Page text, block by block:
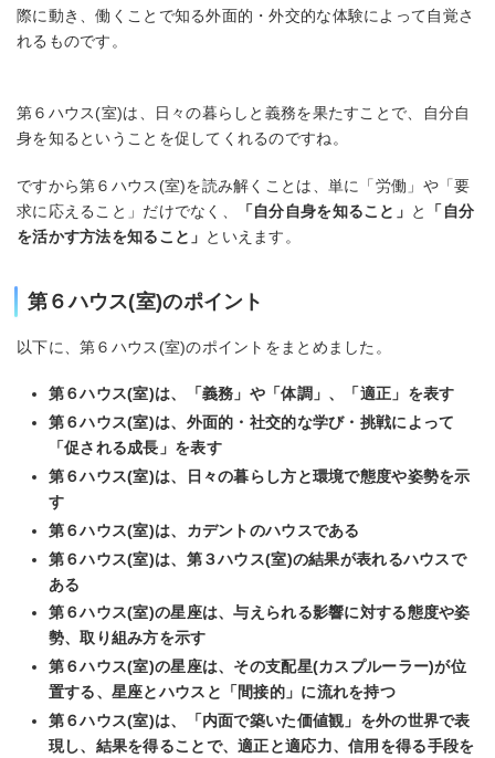
際に動き、働くことで知る外面的・外交的な体験によって自覚さ
れるものです。
第６ハウス(室)は、日々の暮らしと義務を果たすことで、自分自
身を知るということを促してくれるのですね。
ですから第６ハウス(室)を読み解くことは、単に「労働」や「要
求に応えること」だけでなく、
「自分自身を知ること」 と
「自分
を活かす方法を知ること」 といえます。
第６ハウス(室)のポイント
以下に、第６ハウス(室)のポイントをまとめました。
第６ハウス(室)は、「義務」や「体調」、「適正」を表す
第６ハウス(室)は、外面的・社交的な学び・挑戦によって
「促される成長」を表す
第６ハウス(室)は、日々の暮らし方と環境で態度や姿勢を示
す
第６ハウス(室)は、カデントのハウスである
第６ハウス(室)は、第３ハウス(室)の結果が表れるハウスで
ある
第６ハウス(室)の星座は、与えられる影響に対する態度や姿
勢、取り組み方を示す
第６ハウス(室)の星座は、その支配星(カスプルーラー)が位
置する、星座とハウスと「間接的」に流れを持つ
第６ハウス(室)は、「内面で築いた価値観」を外の世界で表
現し、結果を得ることで、適正と適応力、信用を得る手段を